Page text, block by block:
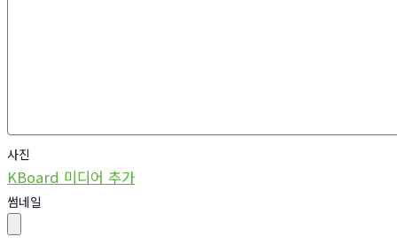
사진
KBoard 미디어 추가
썸네일